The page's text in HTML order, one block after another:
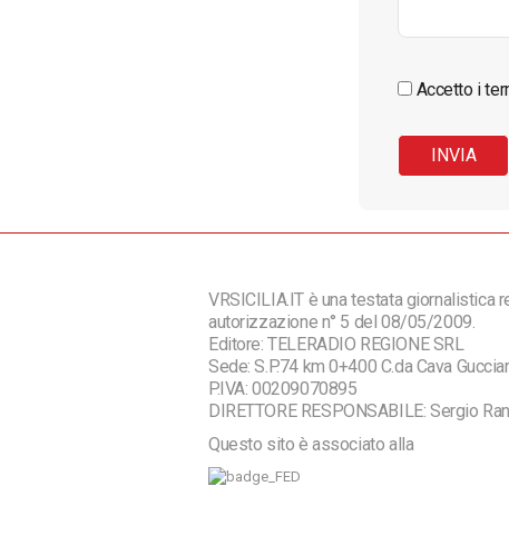
Accetto i
VRSICILIA.IT è una testata giornalistica
autorizzazione n° 5 del 08/05/2009.
Editore: TELERADIO REGIONE SRL
Sede: S.P.74 km 0+400 C.da Cava
P.IVA: 00209070895
DIRETTORE RESPONSABILE: Sergio
Questo sito è associato alla